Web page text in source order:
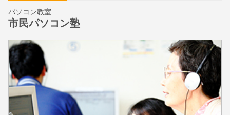
パソコン教室
市民パソコン塾